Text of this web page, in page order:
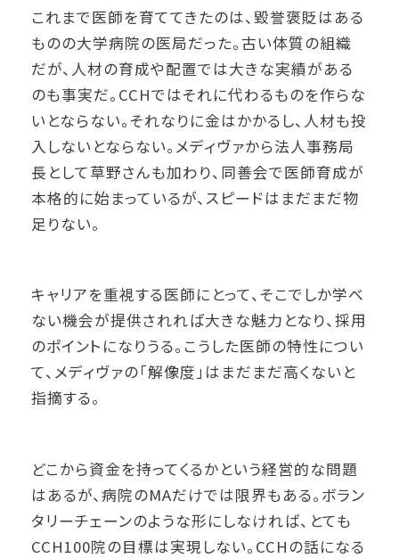
これまで医師を育ててきたのは、毀誉褒貶はある
ものの大学病院の医局だった。古い体質の組織
だが、人材の育成や配置では大きな実績がある
のも事実だ。CCHではそれに代わるものを作らな
いとならない。それなりに金はかかるし、人材も投
入しないとならない。メディヴァから法人事務局
長として草野さんも加わり、同善会で医師育成が
本格的に始まっているが、スピードはまだまだ物
足りない。
キャリアを重視する医師にとって、そこでしか学べ
ない機会が提供されれば大きな魅力となり、採用
のポイントになりうる。こうした医師の特性につい
て、メディヴァの「解像度」はまだまだ高くないと
指摘する。
どこから資金を持ってくるかという経営的な問題
はあるが、病院のMAだけでは限界もある。ボラン
タリーチェーンのような形にしなければ、とても
CCH100院の目標は実現しない。CCHの話になる